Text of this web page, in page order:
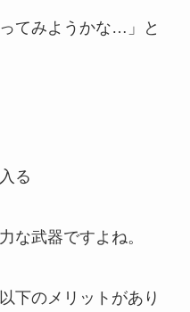
てみようかな…」と
る
な武器ですよね。
下のメリットがあり